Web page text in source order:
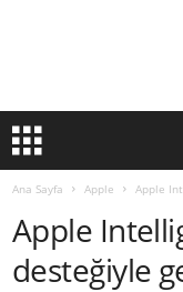
Ana Sayfa Apple Apple
Apple
desteğiyle